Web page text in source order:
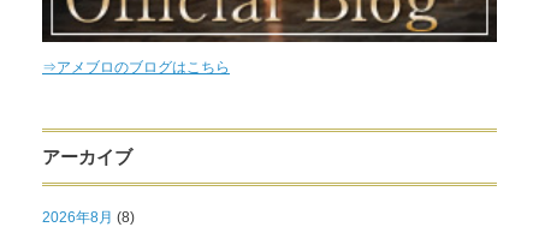
⇒アメブロのブログはこちら
アーカイブ
2026年8月 (8)